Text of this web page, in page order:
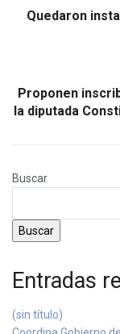
Quedaron
Proponen
la diputada
Buscar
Buscar
Entradas
(sin título)